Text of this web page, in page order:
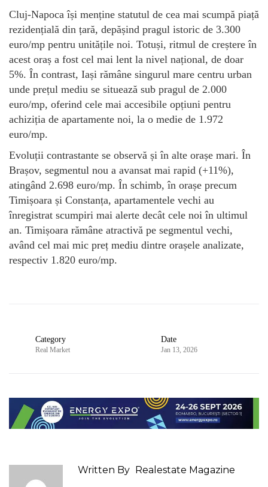
Cluj-Napoca își menține statutul de cea mai scumpă piață
rezidențială din țară, depășind pragul istoric de 3.300
euro/mp pentru unitățile noi. Totuși, ritmul de creștere în
acest oraș a fost cel mai lent la nivel național, de doar
5%. În contrast, Iași rămâne singurul mare centru urban
unde prețul mediu se situează sub pragul de 2.000
euro/mp, oferind cele mai accesibile opțiuni pentru
achiziția de apartamente noi, la o medie de 1.972
euro/mp.
Evoluții contrastante se observă și în alte orașe mari. În
Brașov, segmentul nou a avansat mai rapid (+11%),
atingând 2.698 euro/mp. În schimb, în orașe precum
Timișoara și Constanța, apartamentele vechi au
înregistrat scumpiri mai alerte decât cele noi în ultimul
an. Timișoara rămâne atractivă pe segmentul vechi,
având cel mai mic preț mediu dintre orașele analizate,
respectiv 1.820 euro/mp.
Category
Real Market
Date
Jan 13, 2026
Written By Realestate Magazine